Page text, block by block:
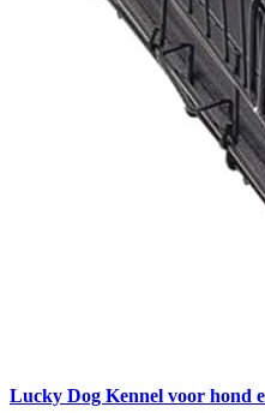
Lucky Dog Kennel voor hond